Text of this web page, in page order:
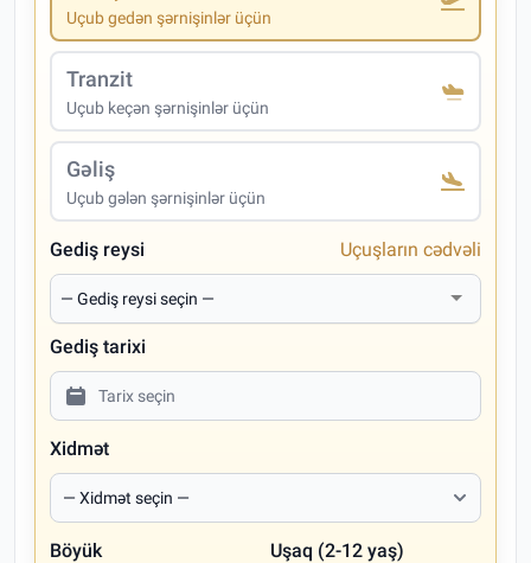
Uçub gedən şərnişinlər üçün
Tranzit
Uçub keçən şərnişinlər üçün
Gəliş
Uçub gələn şərnişinlər üçün
Gediş reysi Uçuşların cədvəli
Gediş tarixi
Xidmət
Böyük Uşaq (2-12 yaş)